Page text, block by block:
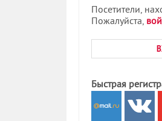
Посетители,
Пожалуйста,
Быстрая